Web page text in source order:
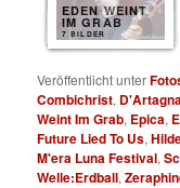
EDEN WEINT
IM GRAB
7 BILDER
Veröffentlicht unter
Combichrist,
Weint Im Grab, Epica,
Future Lied To Us,
M'era Luna Festival,
Welle:Erdball,